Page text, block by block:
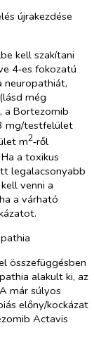
újrakezdése
kell szakítani
4‑es fokozatú
neuropathiát,
még
a Bortezomib
mg/testfelület
m2‑ről
a toxikus
legalacsonyabb
venni a
a várható
összefüggésben
alakult ki, az
már súlyos
előny/kockázat
Actavis